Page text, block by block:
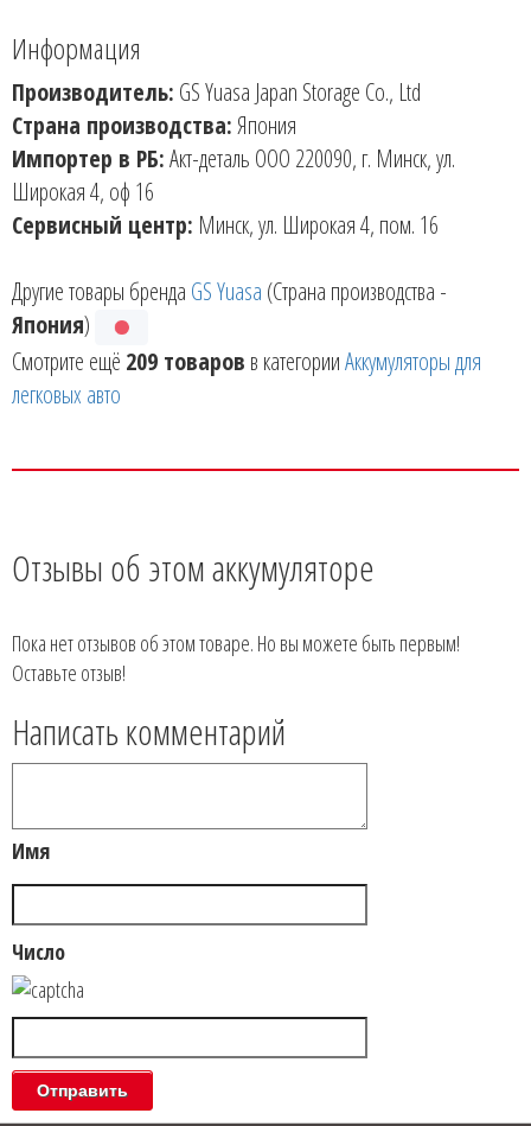
Информация
Производитель: GS Yuasa Japan Storage Co., Ltd
Страна производства:Япония
Импортер в РБ:Акт-деталь ООО 220090, г. Минск, ул.
Широкая 4, оф 16
Сервисный центр: Минск, ул. Широкая 4, пом. 16
Другие товары бренда GS Yuasa (Страна производства -
Япония)
Смотрите ещё 209 товаров в категорииАккумуляторы для
легковых авто
Отзывы об этом аккумуляторе
Пока нет отзывов об этом товаре. Но вы можете быть первым!
Оставьте отзыв!
Написать комментарий
Имя
Число